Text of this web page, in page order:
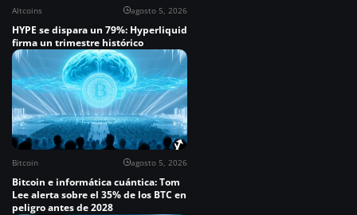
Altcoins agosto 5, 2026
HYPE se dispara un 79%: Hyperliquid
firma un trimestre histórico
Bitcoin agosto 5, 2026
Bitcoin e informática cuántica: Tom
Lee alerta sobre el 35% de los BTC en
peligro antes de 2028